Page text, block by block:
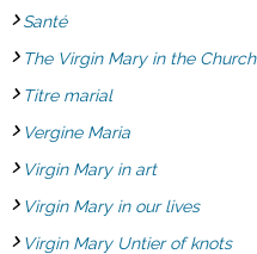
Santé
The Virgin Mary in the Church
Titre marial
Vergine Maria
Virgin Mary in art
Virgin Mary in our lives
Virgin Mary Untier of knots